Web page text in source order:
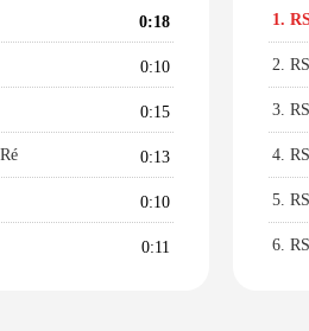
haut/bas
augmenter
diminuer
volume.
0:18
0:10
0:15
0:13
0:10
0:11
1.
2.
3.
4.
5.
6.